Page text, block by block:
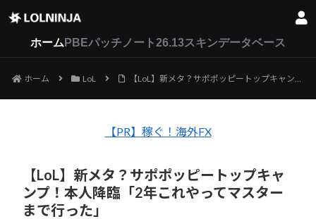
ホーム PBEパッチノート26.13スキンデータベース
ホーム LoL 【LoL】新メタ？サポポッピートップキャンプ！本人降臨「2年これやってマスターまで行った」
【PR】稼ぐ！海外FX
【LoL】新メタ？サポポッピートップキャ
ンプ！本人降臨「2年これやってマスター
まで行った」